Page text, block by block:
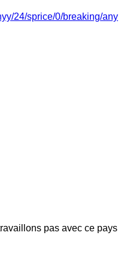
24/sprice/0/breaking/any
pas avec ce pays